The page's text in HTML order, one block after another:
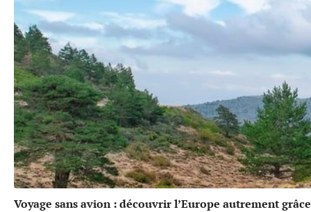
Voyage sans avion : découvrir l’Europe autrement